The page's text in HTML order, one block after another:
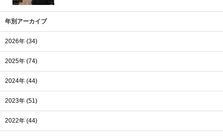
年別アーカイブ
2026年 (34)
2025年 (74)
2024年 (44)
2023年 (51)
2022年 (44)